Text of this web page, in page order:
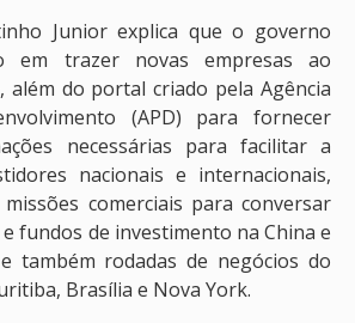
Junior explica que o governo
em trazer novas empresas ao
além do portal criado pela Agência
(APD) para fornecer
necessárias para facilitar a
nacionais e internacionais,
comerciais para conversar
fundos de investimento na China e
também rodadas de negócios do
Brasília e Nova York.